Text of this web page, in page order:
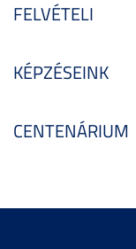
FELVÉTELI
KÉPZÉSEINK
CENTENÁRIUM